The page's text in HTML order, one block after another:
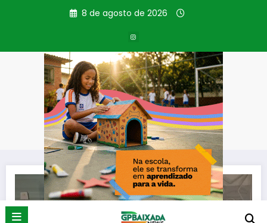
8 de agosto de 2026
Tag: Descarte do óleo
Página inicial Descarte do óleo